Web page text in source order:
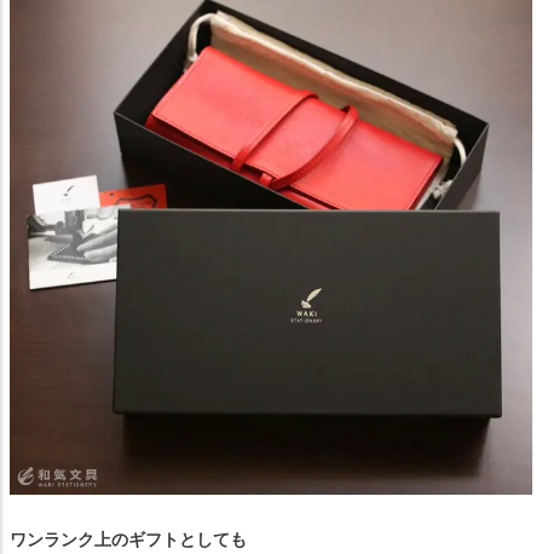
ワンランク上のギフトとしても